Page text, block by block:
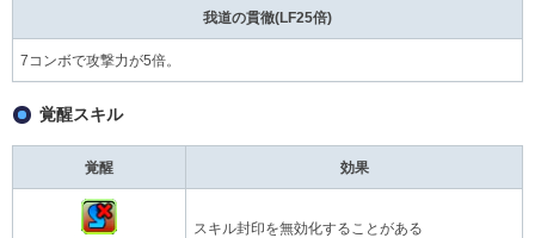
我道の貫徹(LF25倍)
7コンボで攻撃力が5倍。
覚醒スキル
覚醒 効果
スキル封印を無効化することがある